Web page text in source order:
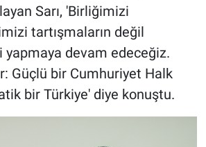
Sarı, 'Birliğimizi
tartışmaların değil
yapmaya devam edeceğiz.
Güçlü bir Cumhuriyet Halk
bir Türkiye' diye konuştu.